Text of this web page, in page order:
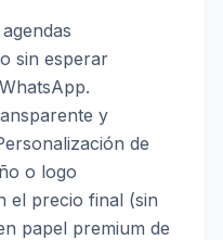
sin esperar
y
de
o logo
el precio final (sin
papel premium de